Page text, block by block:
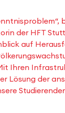
der HFT
auf
Ihren
Lösung der